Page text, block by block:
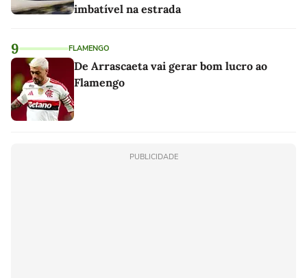
imbatível na estrada
9 FLAMENGO
De Arrascaeta vai gerar bom lucro ao
Flamengo
PUBLICIDADE